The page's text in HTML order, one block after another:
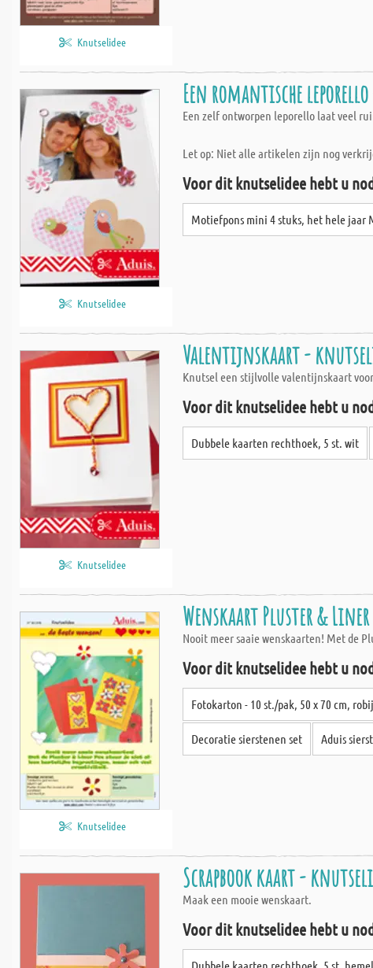
Knutselidee
Knutselidee
Een romantische
Een zelf ontworpen leporello laat veel
Let op: Niet alle artikelen zijn nog
Voor dit knutselidee hebt u
Motiefpons mini 4 stuks, het hele jaar
Knutselidee
Valentijnskaart -
Knutsel een stijlvolle valentijnskaart
Voor dit knutselidee hebt u
Dubbele kaarten rechthoek, 5 st. wit
Knutselidee
Wenskaart Pluster &
Nooit meer saaie wenskaarten! Met de
Voor dit knutselidee hebt u
Fotokarton - 10 st./pak, 50 x 70 cm,
Decoratie sierstenen set Aduis
Scrapbook kaart -
Maak een mooie wenskaart.
Voor dit knutselidee hebt u